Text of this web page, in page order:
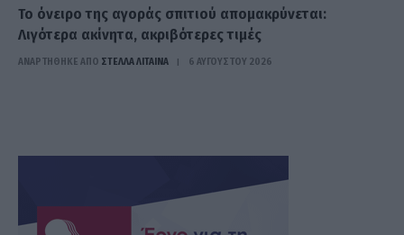
Το όνειρο της αγοράς σπιτιού απομακρύνεται:
Λιγότερα ακίνητα, ακριβότερες τιμές
ΑΝΑΡΤΗΘΗΚΕ ΑΠΟ ΣΤΈΛΛΑ ΛΊΤΑΙΝΑ 6 ΑΥΓΟΎΣΤΟΥ 2026